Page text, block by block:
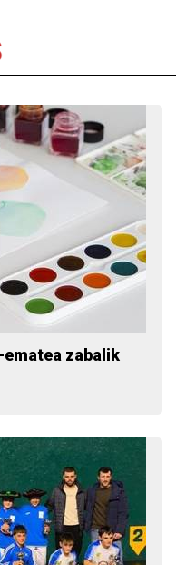
zabalik